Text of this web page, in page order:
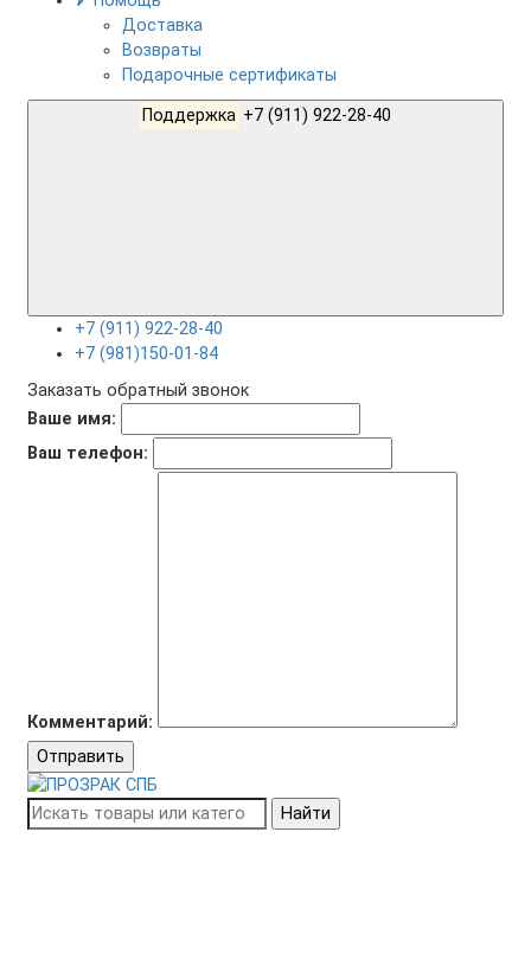
Доставка
Возвраты
Подарочные сертификаты
Поддержка
+7 (911) 922-28-40
+7 (981)150-01-84
Заказать обратный звонок
Ваше имя:
Ваш телефон:
Комментарий:
Отправить
Найти